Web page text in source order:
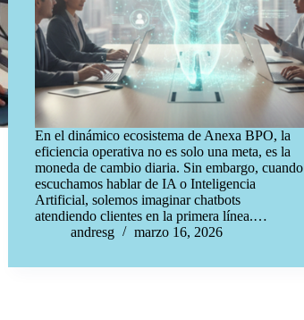
En el dinámico ecosistema de Anexa BPO, la
eficiencia operativa no es solo una meta, es la
moneda de cambio diaria. Sin embargo, cuando
escuchamos hablar de IA o Inteligencia
Artificial, solemos imaginar chatbots
atendiendo clientes en la primera línea.…
andresg
marzo 16, 2026